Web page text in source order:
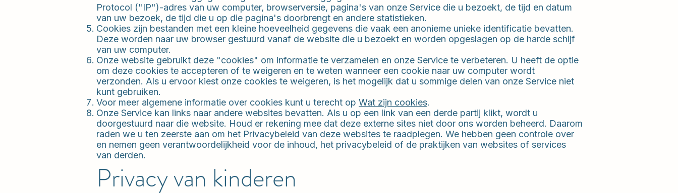
Protocol ("IP")-adres van uw computer, browserversie, pagina's van onze Service die u bezoekt, de tijd en datum
van uw bezoek, de tijd die u op die pagina's doorbrengt en andere statistieken.
Cookies zijn bestanden met een kleine hoeveelheid gegevens die vaak een anonieme unieke identificatie bevatten.
Deze worden naar uw browser gestuurd vanaf de website die u bezoekt en worden opgeslagen op de harde schijf
van uw computer.
Onze website gebruikt deze "cookies" om informatie te verzamelen en onze Service te verbeteren. U heeft de optie
om deze cookies te accepteren of te weigeren en te weten wanneer een cookie naar uw computer wordt
verzonden. Als u ervoor kiest onze cookies te weigeren, is het mogelijk dat u sommige delen van onze Service niet
kunt gebruiken.
Voor meer algemene informatie over cookies kunt u terecht op Wat zijn cookies.
Onze Service kan links naar andere websites bevatten. Als u op een link van een derde partij klikt, wordt u
doorgestuurd naar die website. Houd er rekening mee dat deze externe sites niet door ons worden beheerd. Daarom
raden we u ten zeerste aan om het Privacybeleid van deze websites te raadplegen. We hebben geen controle over
en nemen geen verantwoordelijkheid voor de inhoud, het privacybeleid of de praktijken van websites of services
van derden.
Privacy van kinderen